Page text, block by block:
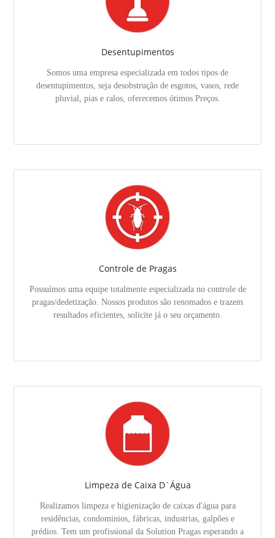
Desentupimentos
Somos uma empresa especializada em todos tipos de
desentupimentos, seja desobstrução de esgotos, vasos, rede
pluvial, pias e ralos, oferecemos ótimos Preços.
Controle de Pragas
Possuímos uma equipe totalmente especializada no controle de
pragas/dedetização. Nossos produtos são renomados e trazem
resultados eficientes, solicite já o seu orçamento.
Limpeza de Caixa D`Água
Realizamos limpeza e higienização de caixas d'água para
residências, condominios, fábricas, industrias, galpões e
prédios. Tem um profissional da Solution Pragas esperando a